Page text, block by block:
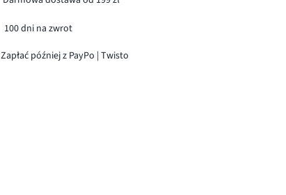
100 dni na zwrot
Zapłać później z PayPo | Twisto